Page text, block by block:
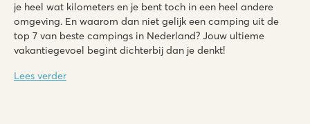
je heel wat kilometers en je bent toch in een heel andere
omgeving. En waarom dan niet gelijk een camping uit de
top 7 van beste campings in Nederland? Jouw ultieme
vakantiegevoel begint dichterbij dan je denkt!
Lees verder